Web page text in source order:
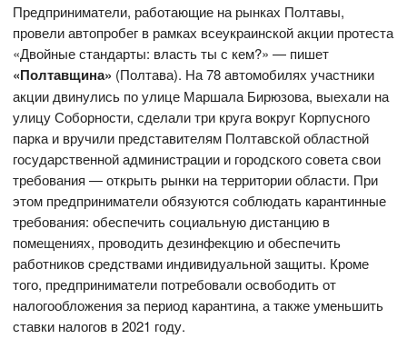
Предприниматели, работающие на рынках Полтавы,
провели автопробег в рамках всеукраинской акции протеста
«Двойные стандарты: власть ты с кем?» — пишет
«Полтавщина» (Полтава). На 78 автомобилях участники
акции двинулись по улице Маршала Бирюзова, выехали на
улицу Соборности, сделали три круга вокруг Корпусного
парка и вручили представителям Полтавской областной
государственной администрации и городского совета свои
требования — открыть рынки на территории области. При
этом предприниматели обязуются соблюдать карантинные
требования: обеспечить социальную дистанцию в
помещениях, проводить дезинфекцию и обеспечить
работников средствами индивидуальной защиты. Кроме
того, предприниматели потребовали освободить от
налогообложения за период карантина, а также уменьшить
ставки налогов в 2021 году.